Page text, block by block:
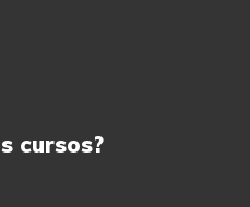
cursos?